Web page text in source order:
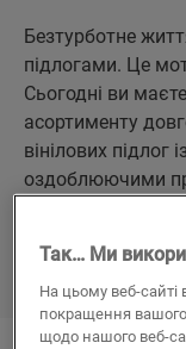
Безтурботне
підлогами. Це
Сьогодні ви
асортименту
вінілових підлог
оздоблюючими
укладання — все
Так… Ми
На цьому веб-
покращення вашого
щодо нашого веб-